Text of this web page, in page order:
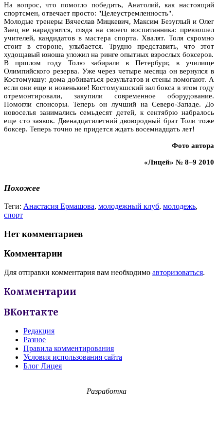
На вопрос, что помогло победить, Анатолий, как настоящий
спортсмен, отвечает просто: "Целеустремленность".
Молодые тренеры Вячеслав Мицкевич, Максим Безуглый и Олег
Заец не нарадуются, глядя на своего воспитанника: превзошел
учителей, кандидатов в мастера спорта. Хвалят. Толя скромно
стоит в стороне, улыбается. Трудно представить, что этот
худощавый юноша уложил на ринге опытных взрослых боксеров.
В пршлом году Толю забирали в Петербург, в училище
Олимпийского резерва. Уже через четыре месяца он вернулся в
Костомукшу: дома добиваться результатов и стены помогают. А
если они еще и новенькие! Костомукшский зал бокса в этом году
отремонтировали, закупили современное оборудование.
Помогли спонсоры. Теперь он лучший на Северо-Западе. До
новоселья занимались семьдесят детей, к сентябрю набралось
еще сто заявок. Двенадцатилетний двоюродный брат Толи тоже
боксер. Теперь точно не придется ждать восемнадцать лет!
Фото автора
«Лицей» № 8–9 2010
Похожее
Теги: Анастасия Ермашова, молодежный клуб, молодежь,
спорт
Нет комментариев
Комментарии
Для отправки комментария вам необходимо авторизоваться.
Комментарии
ВКонтакте
Редакция
Разное
Правила комментирования
Условия использования сайта
Блог Лицея
Разработка